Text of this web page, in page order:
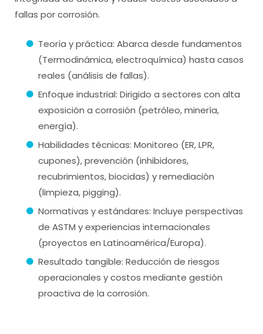
fallas por corrosión.
Teoría y práctica: Abarca desde fundamentos
(Termodinámica, electroquímica) hasta casos
reales (análisis de fallas).
Enfoque industrial: Dirigido a sectores con alta
exposición a corrosión (petróleo, minería,
energía).
Habilidades técnicas: Monitoreo (ER, LPR,
cupones), prevención (inhibidores,
recubrimientos, biocidas) y remediación
(limpieza, pigging).
Normativas y estándares: Incluye perspectivas
de ASTM y experiencias internacionales
(proyectos en Latinoamérica/Europa).
Resultado tangible: Reducción de riesgos
operacionales y costos mediante gestión
proactiva de la corrosión.